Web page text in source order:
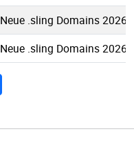
Neue .sling Domains 2026-
Neue .sling Domains 2026-